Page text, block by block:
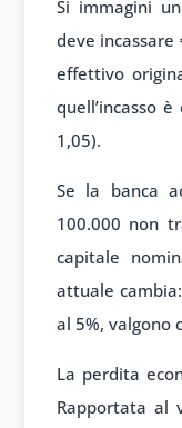
Si immagini
deve
effettivo
quell’incasso
1,05).
Se la banca
100.000 non
capitale
attuale
al 5%, valgono
La perdita
Rapportata al